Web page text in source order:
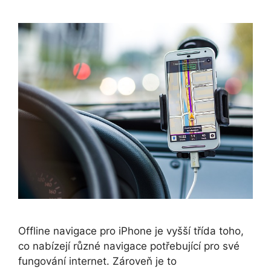
Offline navigace pro iPhone je vyšší třída toho,
co nabízejí různé navigace potřebující pro své
fungování internet. Zároveň je to